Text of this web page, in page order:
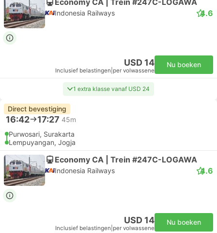
Indonesia Railways 4.6
USD 14
Inclusief belastingen per volwassene
Nu boeken
1 extra klasse vanaf USD 24
Direct bevestiging
16:42 17:27 45m
Purwosari, Surakarta
Lempuyangan, Jogja
Economy CA | Trein #247C-LOGAWA
Indonesia Railways 4.6
USD 14
Inclusief belastingen per volwassene
Nu boeken